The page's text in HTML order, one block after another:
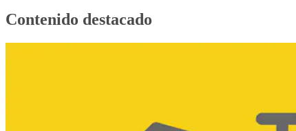
Contenido destacado